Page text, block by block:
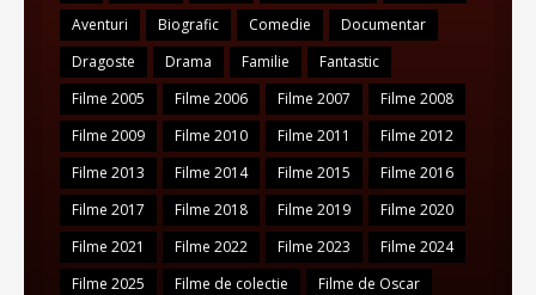
Aventuri
Biografic Comedie
Documentar
Dragoste
Drama Familie
Fantastic
Filme 2005
Filme 2006 Filme 2007
Filme 2008
Filme 2009
Filme 2010 Filme 2011
Filme 2012
Filme 2013
Filme 2014 Filme 2015
Filme 2016
Filme 2017
Filme 2018 Filme 2019
Filme 2020
Filme 2021
Filme 2022 Filme 2023
Filme 2024
Filme 2025
Filme de colectie
Filme de Oscar